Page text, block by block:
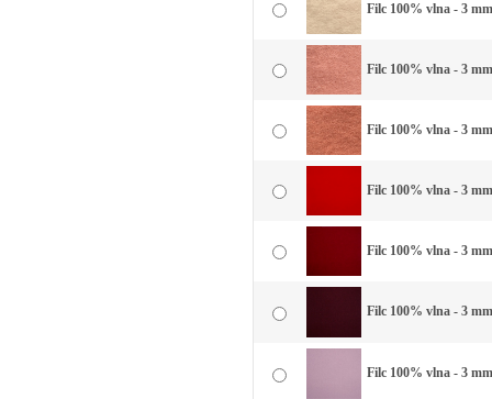
Filc 100% vlna - 3
Filc 100% vlna - 3
Filc 100% vlna - 3
Filc 100% vlna - 3
Filc 100% vlna - 3
Filc 100% vlna - 3
Filc 100% vlna - 3